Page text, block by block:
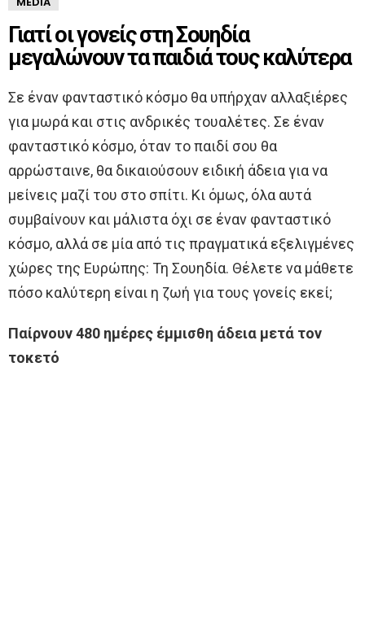
Γιατί οι γονείς στη Σουηδία
μεγαλώνουν τα παιδιά τους καλύτερα
Σε έναν φανταστικό κόσμο θα υπήρχαν αλλαξιέρες
για μωρά και στις ανδρικές τουαλέτες. Σε έναν
φανταστικό κόσμο, όταν το παιδί σου θα
αρρώσταινε, θα δικαιούσουν ειδική άδεια για να
μείνεις μαζί του στο σπίτι. Κι όμως, όλα αυτά
συμβαίνουν και μάλιστα όχι σε έναν φανταστικό
κόσμο, αλλά σε μία από τις πραγματικά εξελιγμένες
χώρες της Ευρώπης: Τη Σουηδία. Θέλετε να μάθετε
πόσο καλύτερη είναι η ζωή για τους γονείς εκεί;
Παίρνουν 480 ημέρες έμμισθη άδεια μετά τον
τοκετό